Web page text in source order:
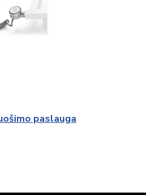
paslauga